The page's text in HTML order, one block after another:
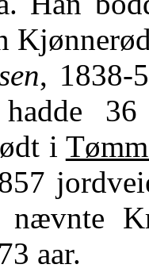
, 1838-
36
i
aar.